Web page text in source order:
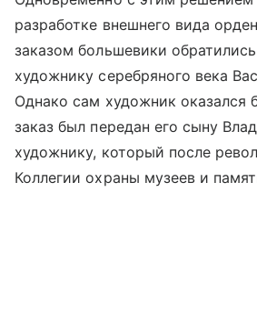
разработке внешнего вида
заказом большевики
художнику серебряного века
Однако сам художник оказался
заказ был передан его сыну
художнику, который после
Коллегии охраны музеев и